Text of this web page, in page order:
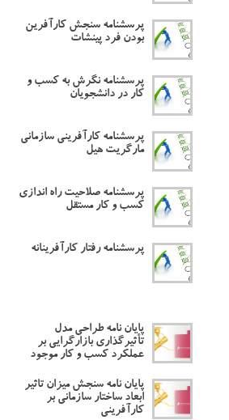
پرسشنامه سنجش کارآفرین
بودن فرد پینشات
پرسشنامه نگرش به کسب و
کار در دانشجویان
پرسشنامه کارآفرینی سازمانی
مارگریت هیل
پرسشنامه صلاحیت راه اندازی
کسب و کار مستقل
پرسشنامه رفتار کارآفرینانه
پایان نامه طراحی مدل
تأثیرگذاری بازارگرایی بر
عملکرد کسب و کار موجود
پایان نامه سنجش میزان تاثیر
ابعاد ساختار سازمانی بر
کارآفرینی